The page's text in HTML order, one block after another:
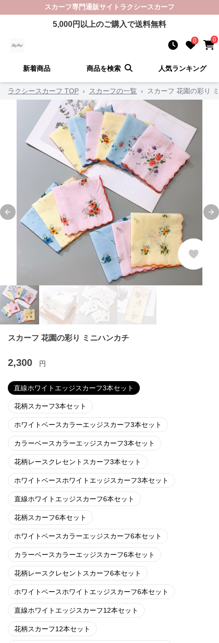
スカーフ専門通販サイト ラクシースカーフ
5,000円以上のご購入で送料無料
0 0
新着商品 商品を検索 人気ランキング
ラクシースカーフ TOP › スカーフの一覧 › スカーフ 花園の彩り
Previous slide
スカーフ 花園の彩り ミニハンカチ
2,300 円
直線ホワイトエッジスカーフ3本セット
花柄スカーフ3本セット
ホワイトベースカラーエッジスカーフ3本セット
カラーベースカラーエッジスカーフ3本セット
花柄レースクレセントスカーフ3本セット
ホワイトベースホワイトエッジスカーフ3本セット
直線ホワイトエッジスカーフ6本セット
花柄スカーフ6本セット
ホワイトベースカラーエッジスカーフ6本セット
カラーベースカラーエッジスカーフ6本セット
花柄レースクレセントスカーフ6本セット
ホワイトベースホワイトエッジスカーフ6本セット
直線ホワイトエッジスカーフ12本セット
花柄スカーフ12本セット